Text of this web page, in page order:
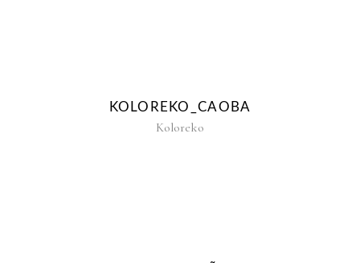
KOLOREKO_CAOBA
Koloreko